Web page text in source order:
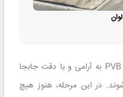
پس از لایه‌گذاری، مجموعه شیشه‌ها و PVB به آرامی و با دقت جابجا
در این مرحله، هنوز هیچ